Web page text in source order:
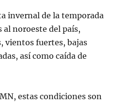
invernal de la temporada
al noroeste del país,
vientos fuertes, bajas
así como caída de
estas condiciones son